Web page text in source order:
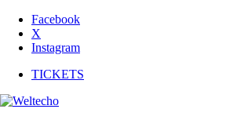
Facebook
X
Instagram
TICKETS